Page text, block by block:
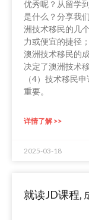
优秀呢？从留学
是什么？分享我
洲技术移民的几
力或便宜的捷径
澳洲技术移民的
决定了澳洲技术
（4）技术移民
重要。
详情了解 >>
2025-03-18
就读JD课程,